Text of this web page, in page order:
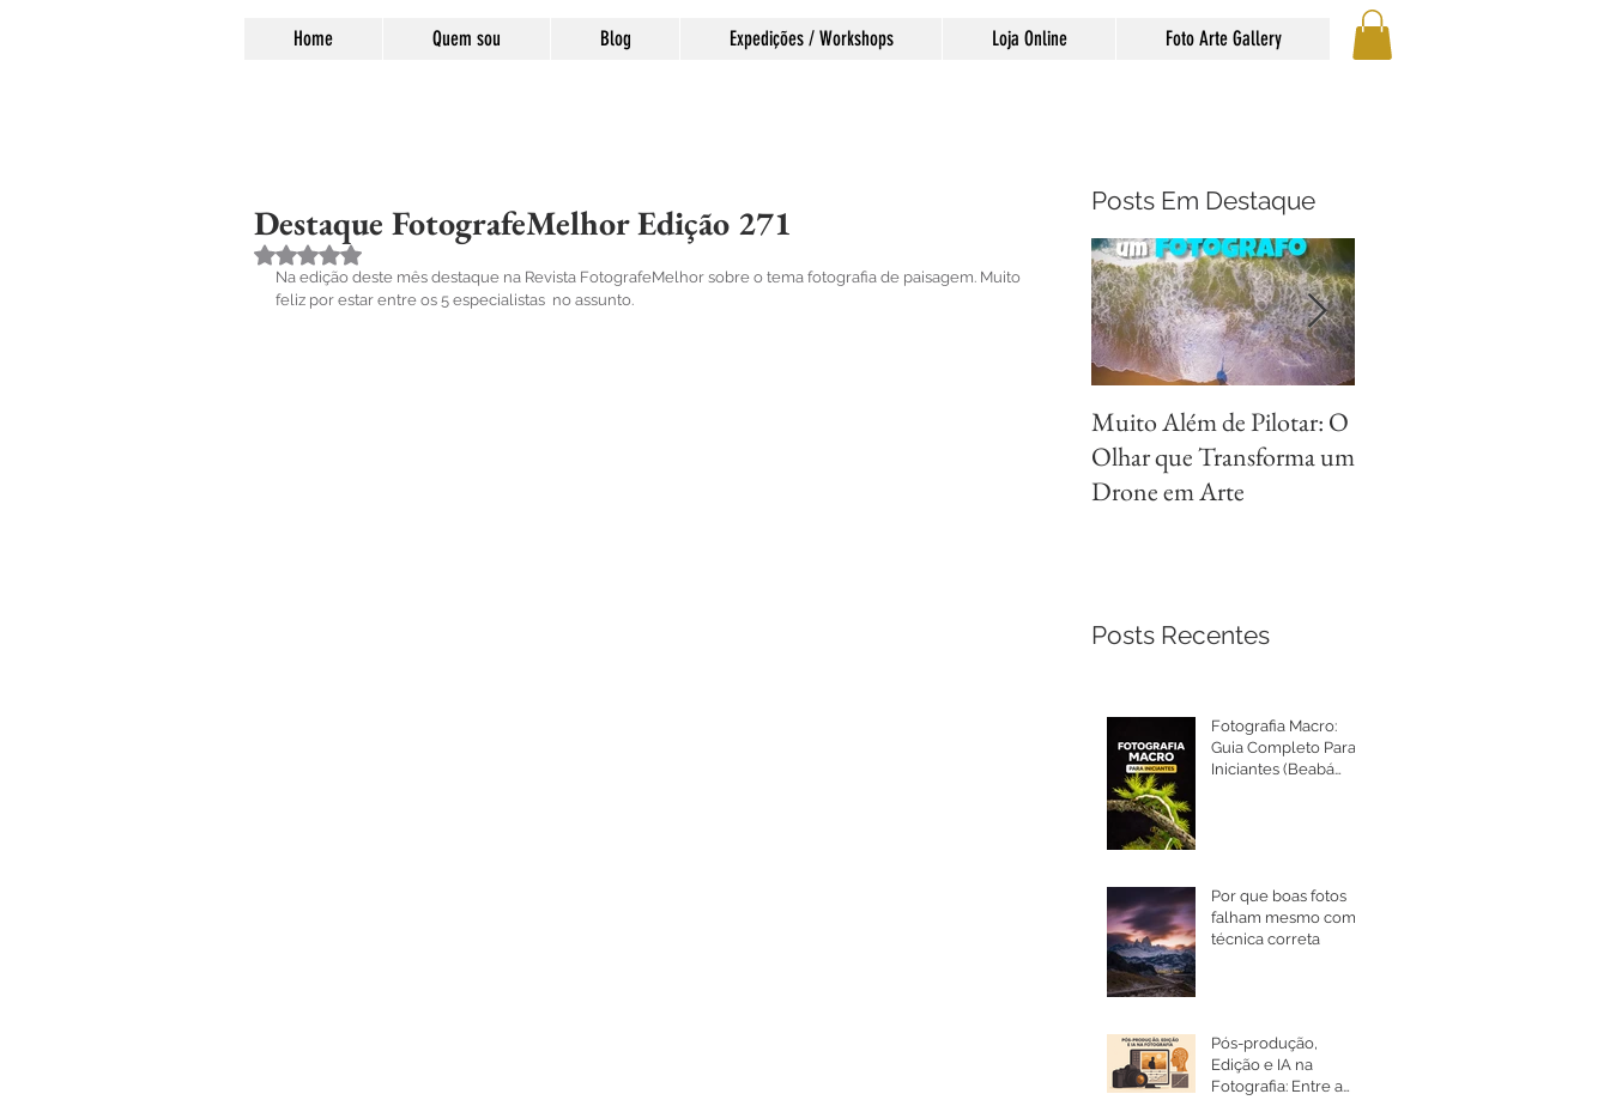
Home Quem sou Blog Expedições / Workshops Loja Online Foto Arte Gallery
Destaque FotografeMelhor Edição 271
Avaliado com NaN de 5 estrelas.
Na edição deste mês destaque na Revista FotografeMelhor sobre o tema fotografia de paisagem. Muito
feliz por estar entre os 5 especialistas  no assunto.
Posts Em Destaque
Muito Além de Pilotar: O
Olhar que Transforma um
Drone em Arte
Posts Recentes
Fotografia Macro:
Guia Completo Para
Iniciantes (Beabá
Por que boas fotos
falham mesmo com
técnica correta
Pós-produção,
Edição e IA na
Fotografia: Entre a